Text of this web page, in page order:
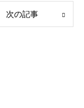
次の記事